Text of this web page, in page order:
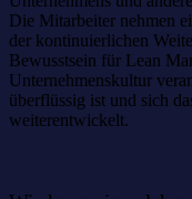
Die Mitarbeiter nehmen
der kontinuierlichen
Bewusstsein für Lean
Unternehmenskultur
überflüssig ist und sich
weiterentwickelt.